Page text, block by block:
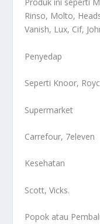
Produk ini seperti
Rinso, Molto,
Vanish, Lux, Cif,
Penyedap
Seperti Knoor,
Supermarket
Carrefour, 7eleven
Kesehatan
Scott, Vicks.
Popok atau